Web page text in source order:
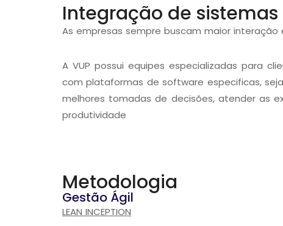
Integração de sistemas
As empresas sempre buscam maior
A VUP possui equipes especializadas para
com plataformas de software especificas,
melhores tomadas de decisões, atender as
produtividade
Metodologia
Gestão Ágil
LEAN INCEPTION